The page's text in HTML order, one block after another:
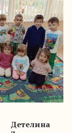
Детелина